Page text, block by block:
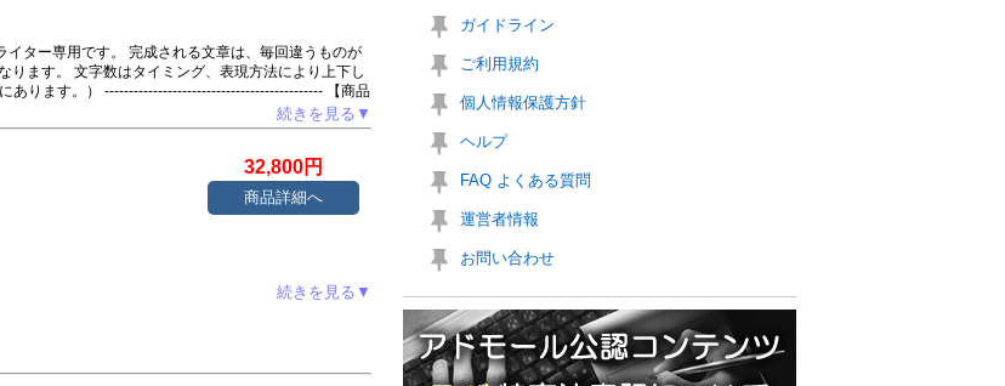
。 AIが文章を作成するため、架空の商標が出力さ
イター専用です。 完成される文章は、毎回違うものが
ます。 文字数はタイミング、表現方法により上下し
あります。） --------------------------------------------- 【商品
職に特化した記事22本とAF用パターン4本です。 ジャ
【記事の見出し】 １ ①A 20代が
リアチェンジ ６ ③B 20代のキャリアチェンジ
20代の転職成功のための重要なポイント
己分析 12 ⑤D 転職エージェントや求人サイト
転職戦略：前半・半ば・後半 15 ⑦A 20代転
10選 23 おまけ①おすすめサイト 24 おまけ
談 -------------------------------------------- １，それぞ
続きを見る▼
32,800円
商品詳細へ
続きを見る▼
ガイドライン
ご利用規約
個人情報保護方針
ヘルプ
FAQ よくある質問
運営者情報
お問い合わせ